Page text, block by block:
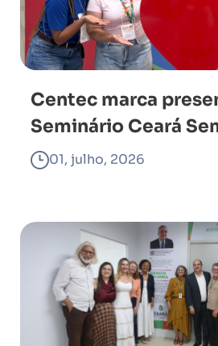
Centec marca
Seminário Ceará
01, julho, 2026